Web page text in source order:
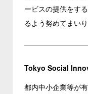
ービスの提供をす
るよう努めてまいり
Tokyo Social
都内中小企業等が